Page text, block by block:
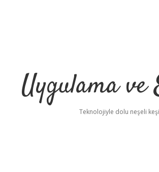
Uygulama ve
Teknolojiyle dolu neşeli